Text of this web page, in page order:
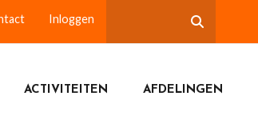
Inloggen
ACTIVITEITEN AFDELINGEN